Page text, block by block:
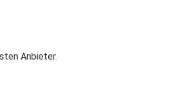
Anbieter.